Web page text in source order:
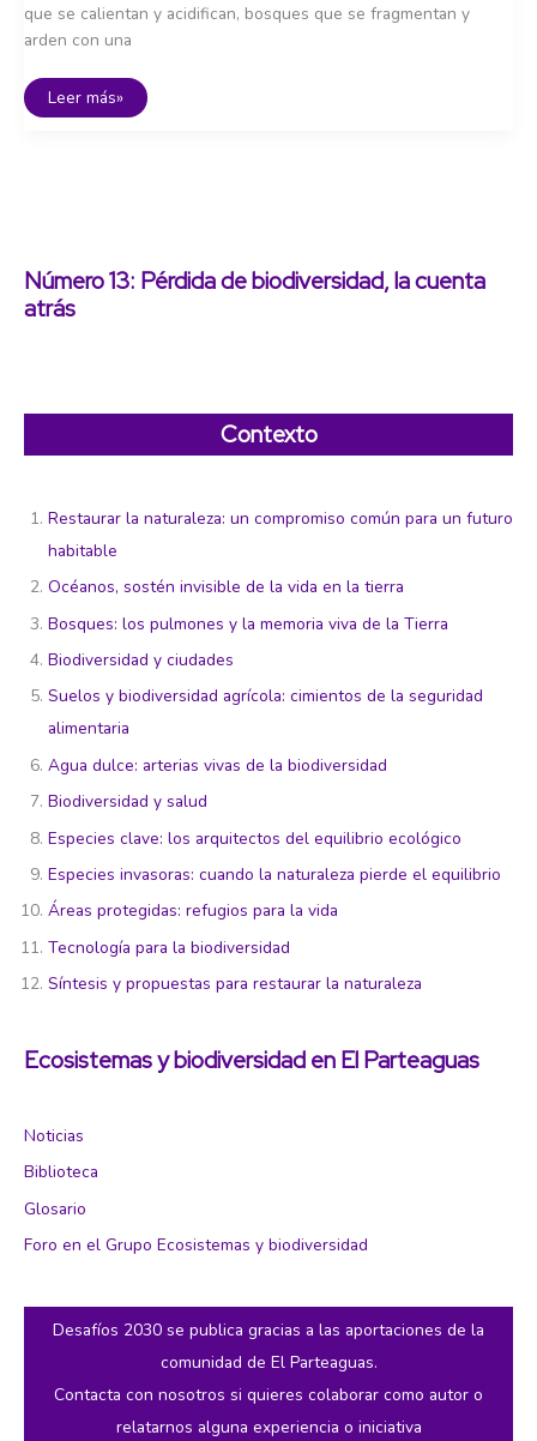
Número 13: Pérdida de biodiversidad, la cuenta
atrás
Contexto
Restaurar la naturaleza: un compromiso común para un futuro
habitable
Océanos, sostén invisible de la vida en la tierra
Bosques: los pulmones y la memoria viva de la Tierra
Biodiversidad y ciudades
Suelos y biodiversidad agrícola: cimientos de la seguridad
alimentaria
Agua dulce: arterias vivas de la biodiversidad
Biodiversidad y salud
Especies clave: los arquitectos del equilibrio ecológico
Especies invasoras: cuando la naturaleza pierde el equilibrio
Áreas protegidas: refugios para la vida
Tecnología para la biodiversidad
Síntesis y propuestas para restaurar la naturaleza
Ecosistemas y biodiversidad en El Parteaguas
Noticias
Biblioteca
Glosario
Foro en el Grupo Ecosistemas y biodiversidad
Desafíos 2030 se publica gracias a las aportaciones de la
comunidad de El Parteaguas.
Contacta con nosotros si quieres colaborar como autor o
relatarnos alguna experiencia o iniciativa
que se calientan y acidifican, bosques que se fragmentan y
arden con una
Síntesis
y
Leer más»